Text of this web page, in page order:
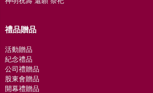
禮品贈品
活動贈品
紀念禮品
公司禮贈品
股東會贈品
開幕禮贈品